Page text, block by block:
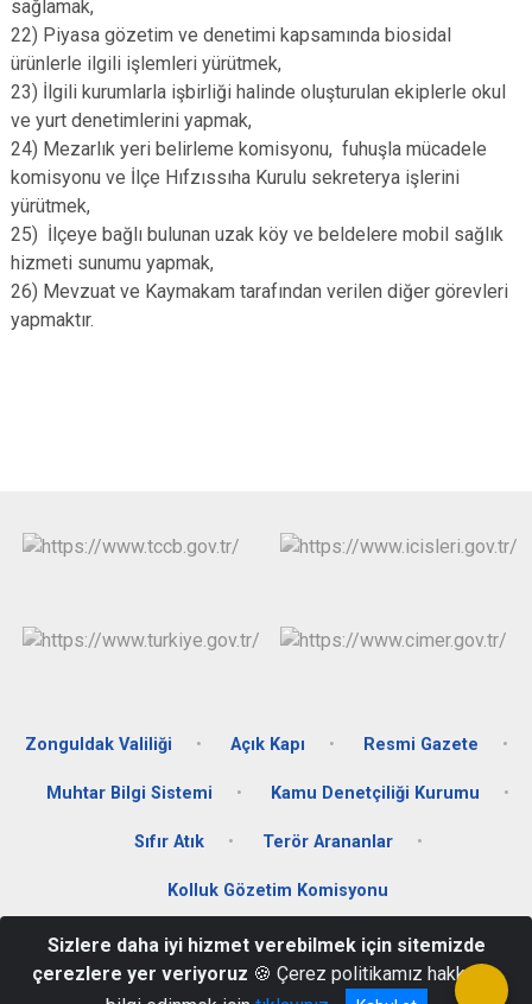
sağlamak,
22) Piyasa gözetim ve denetimi kapsamında biosidal
ürünlerle ilgili işlemleri yürütmek,
23) İlgili kurumlarla işbirliği halinde oluşturulan ekiplerle okul
ve yurt denetimlerini yapmak,
24) Mezarlık yeri belirleme komisyonu, fuhuşla mücadele
komisyonu ve İlçe Hıfzıssıha Kurulu sekreterya işlerini
yürütmek,
25) İlçeye bağlı bulunan uzak köy ve beldelere mobil sağlık
hizmeti sunumu yapmak,
26) Mevzuat ve Kaymakam tarafından verilen diğer görevleri
yapmaktır.
Zonguldak Valiliği Açık Kapı Resmi Gazete
Muhtar Bilgi Sistemi Kamu Denetçiliği Kurumu
Sıfır Atık Terör Arananlar
Kolluk Gözetim Komisyonu
Merkez Mah. Kabristan Cad. No:6 Alaplı/ZONGULDAK
0372 378 17 02 - 0372 378 17 05
Sizlere daha iyi hizmet verebilmek için sitemizde
çerezlere yer veriyoruz 🍪 Çerez politikamız hakkında